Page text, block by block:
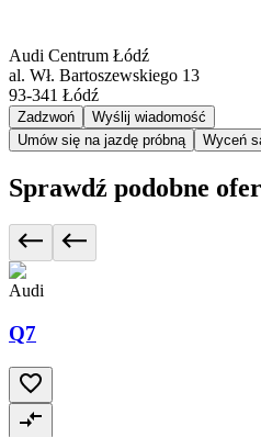
Audi Centrum Łódź
al. Wł. Bartoszewskiego 13
93-341 Łódź
Zadzwoń
Wyślij wiadomość
Umów się na jazdę próbną
Wyceń
Sprawdź podobne
Audi
Q7